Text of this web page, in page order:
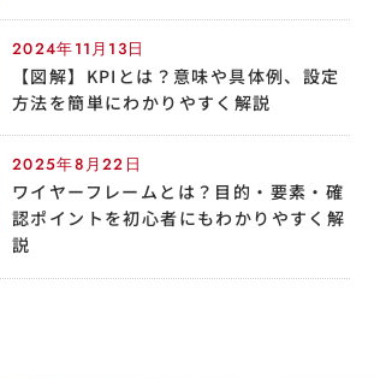
2024年11月13日
【図解】KPIとは？意味や具体例、設定
方法を簡単にわかりやすく解説
2025年8月22日
ワイヤーフレームとは？目的・要素・確
認ポイントを初心者にもわかりやすく解
説